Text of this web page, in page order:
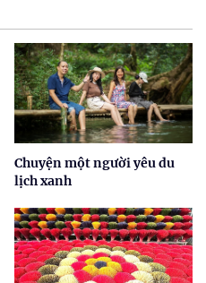
Chuyện một người yêu du
lịch xanh